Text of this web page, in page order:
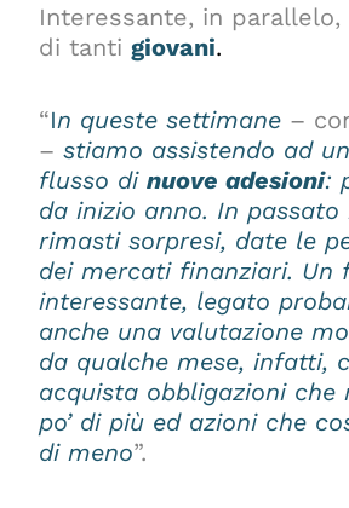
Interessante, in parallelo,
di tantigiovani.
“In queste settimane –
–stiamo assistendo ad
flusso dinuove adesioni:
da inizio anno. In passato
rimasti sorpresi, date le
dei mercati finanziari. Un
interessante, legato
anche una valutazione
da qualche mese, infatti,
acquista obbligazioni che
po’ di più ed azioni che
di meno”.